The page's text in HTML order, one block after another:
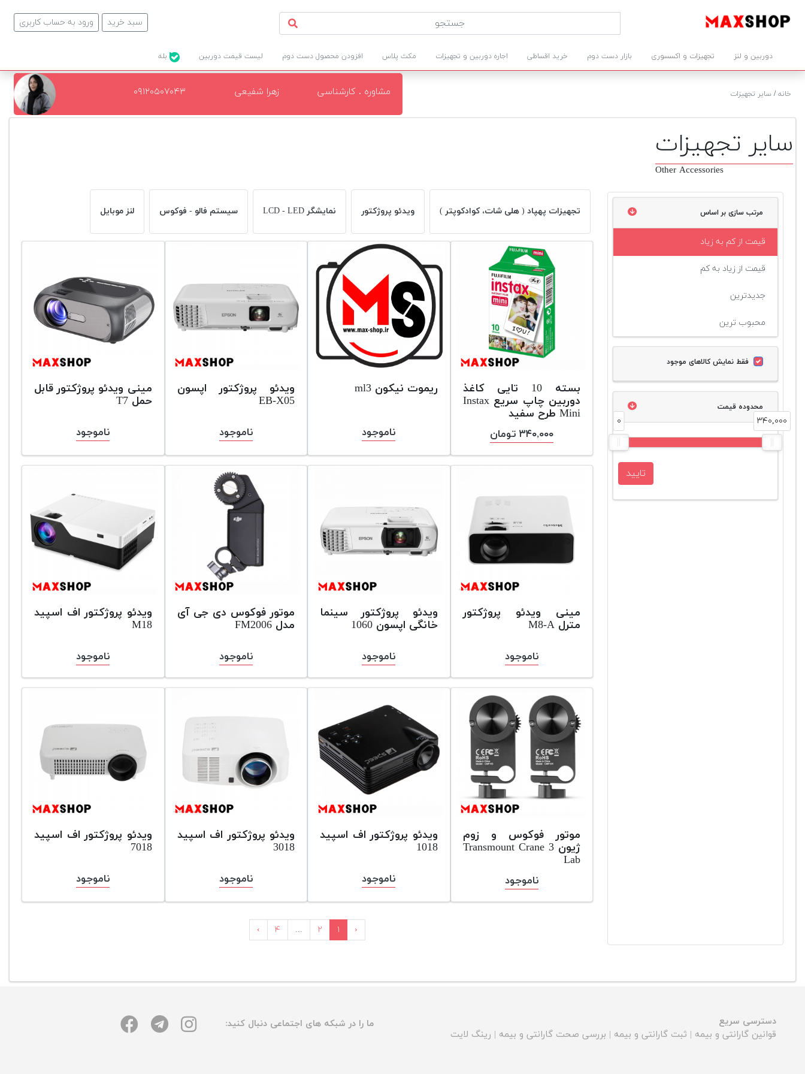
ورود به حساب کاربری سبد خرید
دوربین و لنز تجهیزات و اکسسوری بازار دست دوم خرید اقساطی اجاره دوربین و تجهیزات مکث پلاس افزودن محصول دست دوم لیست قیمت دوربین
خانه/ سایر تجهیزات مشاوره . کارشناسی زهرا شفیعی ۰۹۱۲۰۵۰۷۰۴۳
سایر تجهیزات
Other Accessories
مرتب سازی بر اساس
قیمت از کم به زیاد
قیمت از زیاد به کم
جدیدترین
محبوب ترین
فقط نمایش کالاهای موجود
محدوده قیمت
۰ ۳۴۰,۰۰۰
تایید
تجهیزات پهپاد ( هلی شات، کوادکوپتر ) ویدئو پروژکتور نمایشگر LCD - LED سیستم فالو - فوکوس لنز موبایل
بسته 10 تایی کاغذ
دوربین چاپ سریع Instax
Mini طرح سفید
۳۴۰,۰۰۰ تومان
ریموت نیکون ml3
ناموجود
ویدئو پروژکتور اپسون
EB-X05
ناموجود
مینی ویدئو پروژکتور قابل
حمل T7
ناموجود
مینی ویدئو پروژکتور
مترل M8-A
ناموجود
ویدئو پروژکتور سینما
خانگی اپسون 1060
ناموجود
موتور فوکوس دی جی آی
مدل FM2006
ناموجود
ویدئو پروژکتور اف اسپید
M18
ناموجود
موتور فوکوس و زوم
ژیون Transmount Crane 3
Lab
ناموجود
ویدئو پروژکتور اف اسپید
1018
ناموجود
ویدئو پروژکتور اف اسپید
3018
ناموجود
ویدئو پروژکتور اف اسپید
7018
ناموجود
‹ ۱ ۲ ... ۴ ›
دسترسی سریع
قوانین گارانتی و بیمه | ثبت گارانتی و بیمه | بررسی صحت گارانتی و بیمه | رینگ لایت
ما را در شبکه های اجتماعی دنبال کنید: